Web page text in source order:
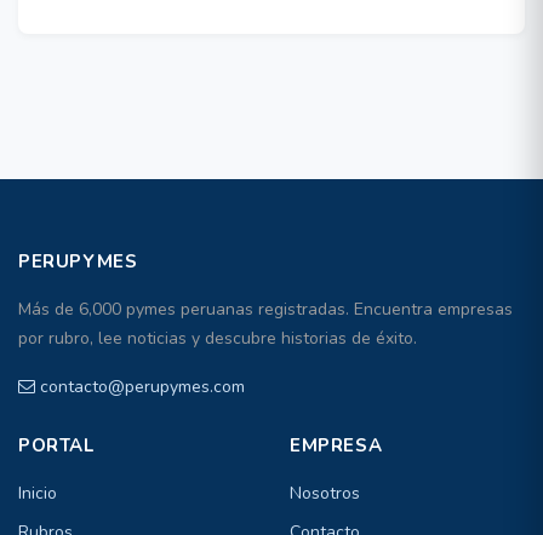
PERUPYMES
Más de 6,000 pymes peruanas registradas. Encuentra empresas
por rubro, lee noticias y descubre historias de éxito.
contacto@perupymes.com
PORTAL
Inicio
EMPRESA
Nosotros